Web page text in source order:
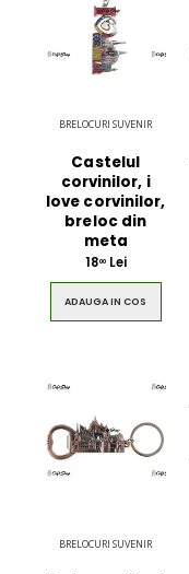
BRELOCURI SUVENIR
Castelul
corvinilor, i
love corvinilor,
breloc din
meta
1800Lei
ADAUGA IN COS
BRELOCURI SUVENIR